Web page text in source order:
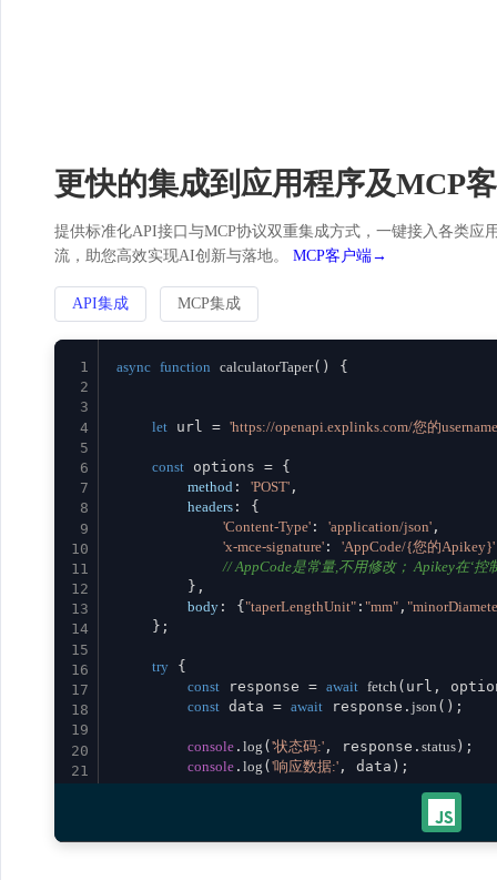
更快的集成到应用程序及MCP
提供标准化API接口与MCP协议双重集成方式，一键接入各类
流，助您高效实现AI创新与落地。 MCP客户端→
API集成 MCP集成
1
2
3
4
5
6
7
8
9
10
11
12
13
14
15
16
17
18
19
20
21
async function calculatorTaper( ) {
let url = 'https://openapi.explinks.com/您的
const options = {
method : 'POST' ,
headers : {
'Content-Type' : 'application/json' ,
'x-mce-signature' : 'AppCode/{您的Apikey}'
// AppCode是常量,不用修改； Apikey在‘控
        },
body : { "taperLengthUnit" : "mm" ,
    };
try {
const response = await fetch (url,
const data = await response. json ();
console . log ( '状态码:' , response. status );
console . log ( '响应数据:' , data);
console.error('请求失败:', error);